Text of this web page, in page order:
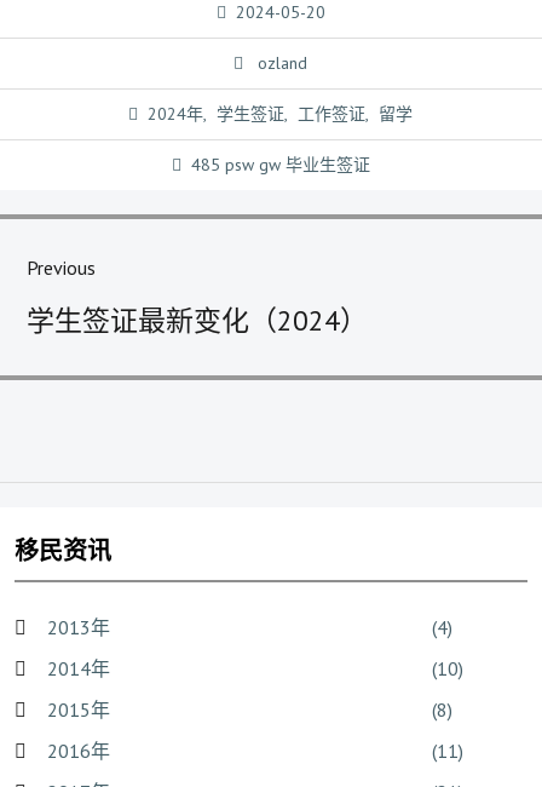
2024-05-20
ozland
2024年, 学生签证, 工作签证, 留学
485 psw gw 毕业生签证
Previous
post:
学生签证最新变化（2024）
移民资讯
2013年
(4)
2014年
(10)
2015年
(8)
2016年
(11)